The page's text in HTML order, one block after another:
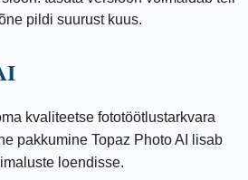
pildi suurust kuus.
kvaliteetse fototöötlustarkvara
pakkumine Topaz Photo AI lisab
loendisse.